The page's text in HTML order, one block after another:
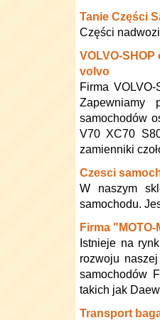
Tanie Części
Części
VOLVO-
volvo
Firma
Zapewniamy
samochodów
V70 XC70
zamienniki
Czesci
W naszym
samochodu.
Firma
Istnieje na
rozwoju
samochodów
takich jak
Transport